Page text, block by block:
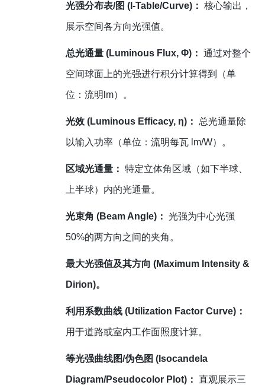
光强分布表/图 (I-Table/Curve)： 核心输出，
展示空间各方向光强值。
总光通量 (Luminous Flux, Φ)： 通过对整个
空间球面上的光强进行积分计算得到（单
位：流明lm）。
光效 (Luminous Efficacy, η)： 总光通量除
以输入功率（单位：流明每瓦 lm/W）。
区域光通量： 特定立体角区域（如下半球、
上半球）内的光通量。
光束角 (Beam Angle)： 光强为中心光强
50%的两方向之间的夹角。
最大光强值及其方向 (Maximum Intensity &
Dirion)。
利用系数曲线 (Utilization Factor Curve)：
用于道路或室内工作面照度计算。
等光强曲线图/伪色图 (Isocandela
Diagram/Pseudocolor Plot)： 直观展示三